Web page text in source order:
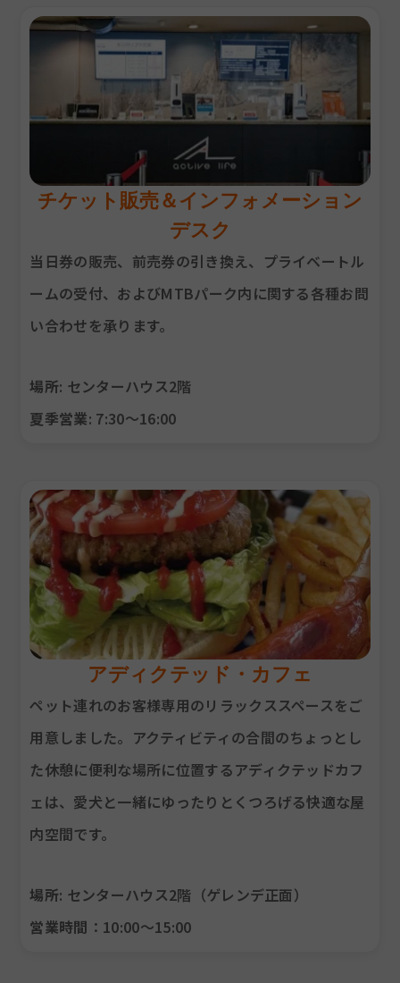
チケット販売＆インフォメーション
デスク
当日券の販売、前売券の引き換え、プライベートル
ームの受付、およびMTBパーク内に関する各種お問
い合わせを承ります。
場所: センターハウス2階
夏季営業: 7:30〜16:00
アディクテッド・カフェ
ペット連れのお客様専用のリラックススペースをご
用意しました。アクティビティの合間のちょっとし
た休憩に便利な場所に位置するアディクテッドカフ
ェは、愛犬と一緒にゆったりとくつろげる快適な屋
内空間です。
場所: センターハウス2階（ゲレンデ正面）
営業時間 ：10:00〜15:00